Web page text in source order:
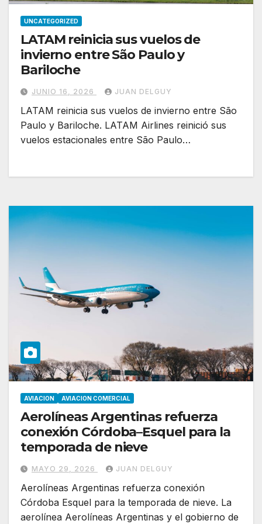
UNCATEGORIZED
LATAM reinicia sus vuelos de
invierno entre São Paulo y
Bariloche
JUNIO 16, 2026 JUAN DELGUY
LATAM reinicia sus vuelos de invierno entre São
Paulo y Bariloche. LATAM Airlines reinició sus
vuelos estacionales entre São Paulo…
AVIACION AVIACION COMERCIAL
Aerolíneas Argentinas refuerza
conexión Córdoba–Esquel para la
temporada de nieve
MAYO 29, 2026 JUAN DELGUY
Aerolíneas Argentinas refuerza conexión
Córdoba Esquel para la temporada de nieve. La
aerolínea Aerolíneas Argentinas y el gobierno de